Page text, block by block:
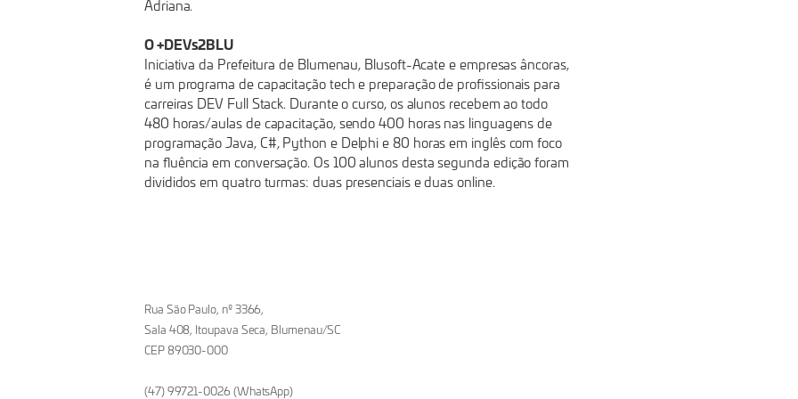
Adriana.
O +DEVs2BLU
Iniciativa da Prefeitura de Blumenau, Blusoft-Acate e empresas âncoras,
é um programa de capacitação tech e preparação de profissionais para
carreiras DEV Full Stack. Durante o curso, os alunos recebem ao todo
480 horas/aulas de capacitação, sendo 400 horas nas linguagens de
programação Java, C#, Python e Delphi e 80 horas em inglês com foco
na fluência em conversação. Os 100 alunos desta segunda edição foram
divididos em quatro turmas: duas presenciais e duas online.
Rua São Paulo, nº 3366,
Sala 408, Itoupava Seca, Blumenau/SC
CEP 89030-000
(47) 99721-0026 (WhatsApp)